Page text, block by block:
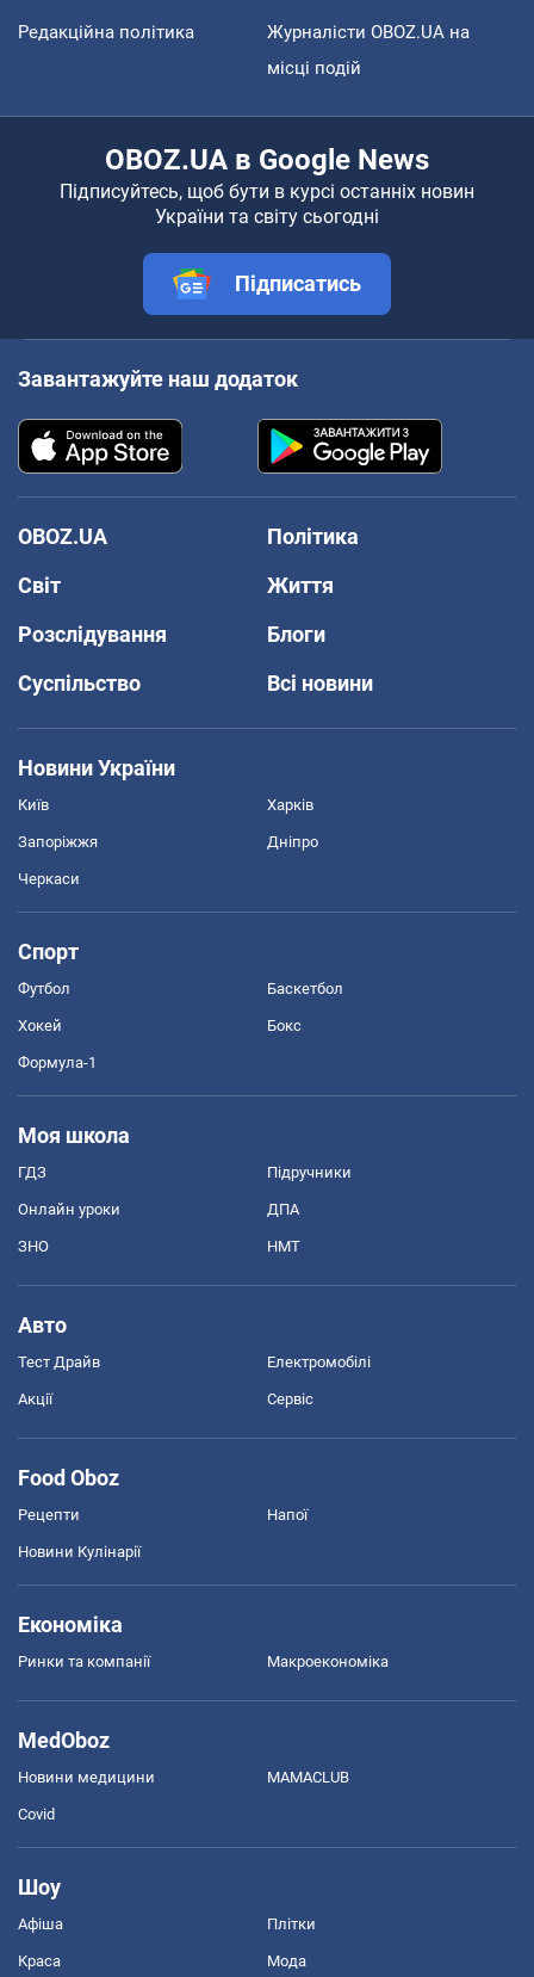
Редакційна політика
Журналісти OBOZ.UA на
місці подій
OBOZ.UA в Google News
Підписуйтесь, щоб бути в курсі останніх новин
України та світу сьогодні
Підписатись
Завантажуйте наш додаток
OBOZ.UA
Політика
Світ
Життя
Розслідування
Блоги
Суспільство
Всі новини
Новини України
Київ Харків
Запоріжжя Дніпро
Черкаси
Спорт
Футбол Баскетбол
Хокей Бокс
Формула-1
Моя школа
ГДЗ Підручники
Онлайн уроки ДПА
ЗНО НМТ
Авто
Тест Драйв Електромобілі
Акції Сервіс
Food Oboz
Рецепти Напої
Новини Кулінарії
Економіка
Ринки та компанії Макроекономіка
MedOboz
Новини медицини MAMACLUB
Covid
Шоу
Афіша Плітки
Краса Мода